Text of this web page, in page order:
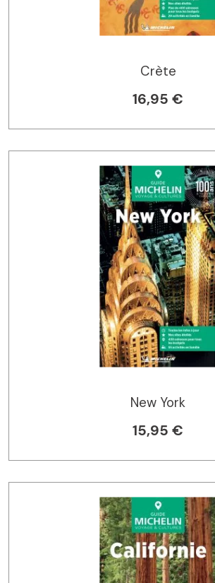
Crète
16,95 €
New York
15,95 €